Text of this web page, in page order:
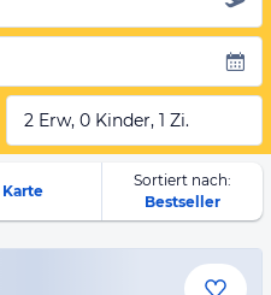
2 Erw, 0 Kinder, 1 Zi.
Karte
Sortiert nach:
Bestseller